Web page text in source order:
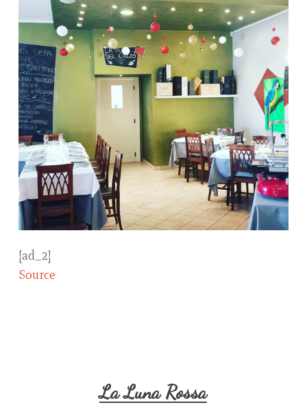
[ad_2]
Source
La Luna Rossa